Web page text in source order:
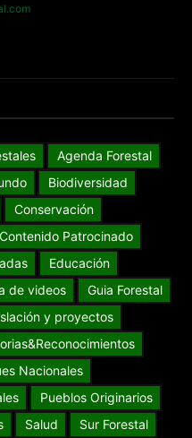
Agenda Forestal
Biodiversidad
Conservación
Contenido Patrocinado
Educación
de videos
Guia Forestal
y proyectos
Nacionales
Pueblos Originarios
Salud
Sur Forestal